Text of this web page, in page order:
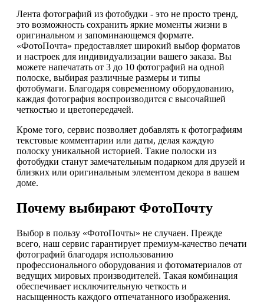
Лента фотографий из фотобудки - это не просто тренд,
это возможность сохранить яркие моменты жизни в
оригинальном и запоминающемся формате.
«ФотоПочта» предоставляет широкий выбор форматов
и настроек для индивидуализации вашего заказа. Вы
можете напечатать от 3 до 10 фотографий на одной
полоске, выбирая различные размеры и типы
фотобумаги. Благодаря современному оборудованию,
каждая фотография воспроизводится с высочайшей
четкостью и цветопередачей.
Кроме того, сервис позволяет добавлять к фотографиям
текстовые комментарии или даты, делая каждую
полоску уникальной историей. Такие полоски из
фотобудки станут замечательным подарком для друзей и
близких или оригинальным элементом декора в вашем
доме.
Почему выбирают ФотоПочту
Выбор в пользу «ФотоПочты» не случаен. Прежде
всего, наш сервис гарантирует премиум-качество печати
фотографий благодаря использованию
профессионального оборудования и фотоматериалов от
ведущих мировых производителей. Такая комбинация
обеспечивает исключительную четкость и
насыщенность каждого отпечатанного изображения.